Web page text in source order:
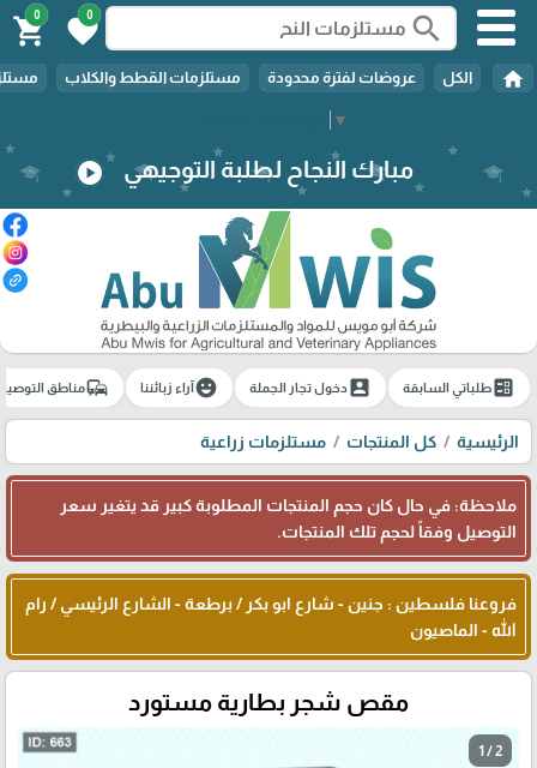
▼
search
0
favorite
0
shopping_cart
home الكل عروضات لفترة محدودة مستلزمات القطط والكلاب
مبارك النجاح لطلبة التوجيهي play_circle
ballotطلباتي السابقة account_boxدخول تجار الجملة emoji_emotionsآراء زبائننا commuteمناطق
الرئيسية كل المنتجات مستلزمات زراعية
ملاحظة: في حال كان حجم المنتجات المطلوبة كبير قد يتغير سعر
التوصيل وفقاً لحجم تلك المنتجات.
فروعنا فلسطين : جنين - شارع ابو بكر / برطعة - الشارع الرئيسي / رام
الله - الماصيون
مقص شجر بطارية مستورد
1 / 2